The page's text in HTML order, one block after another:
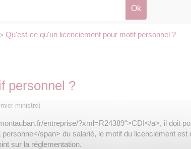
> Qu'est-ce qu'un licenciement pour motif personnel ?
personnel ?
ministre)
entreprise/?xml=R24389">CDI</a>, il doit
span> du salarié, le motif du licenciement
sur la réglementation.